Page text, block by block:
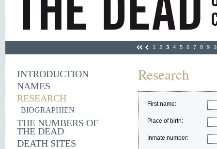
1 2 3 4 5 6 7 8 9
INTRODUCTION
NAMES
RESEARCH
BIOGRAPHIEN
THE NUMBERS OF
THE DEAD
DEATH SITES
Research
First name:
Place of birth:
Inmate number: